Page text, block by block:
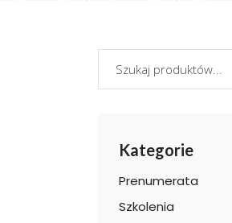
Kategorie
Prenumerata
Szkolenia